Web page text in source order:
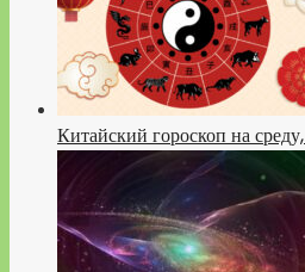
Китайский гороскоп на